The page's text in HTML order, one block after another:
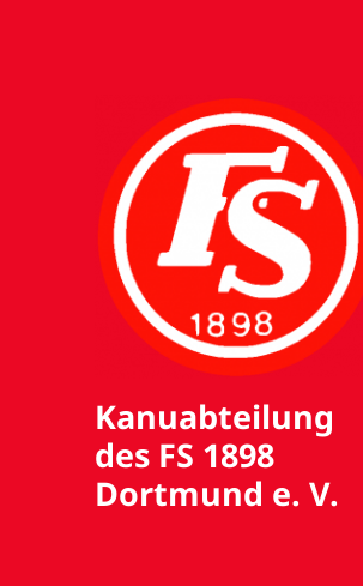
Kanuabteilung
des FS 1898
Dortmund e. V.